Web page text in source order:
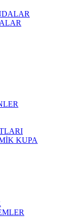
KUPA